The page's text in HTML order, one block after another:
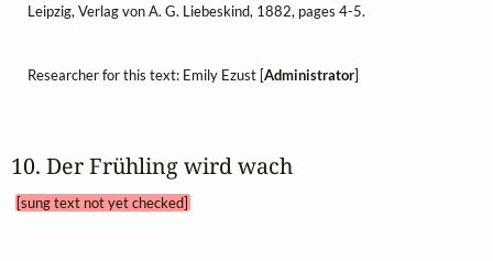
Leipzig, Verlag von A. G. Liebeskind, 1882, pages 4-5.
Researcher for this text: Emily Ezust [Administrator]
10. Der Frühling wird wach
[sung text not yet checked]